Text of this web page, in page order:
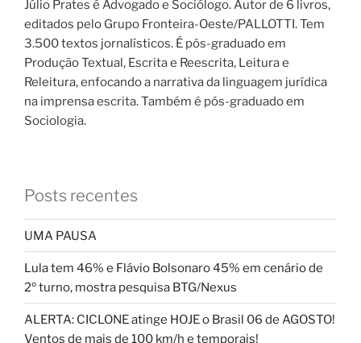
Júlio Prates é Advogado e Sociólogo. Autor de 6 livros,
editados pelo Grupo Fronteira-Oeste/PALLOTTI. Tem
3.500 textos jornalísticos. É pós-graduado em
Produção Textual, Escrita e Reescrita, Leitura e
Releitura, enfocando a narrativa da linguagem jurídica
na imprensa escrita. Também é pós-graduado em
Sociologia.
Posts recentes
UMA PAUSA
Lula tem 46% e Flávio Bolsonaro 45% em cenário de
2º turno, mostra pesquisa BTG/Nexus
ALERTA: CICLONE atinge HOJE o Brasil 06 de AGOSTO!
Ventos de mais de 100 km/h e temporais!